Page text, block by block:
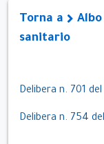
Torna a
sanitario
Delibera n. 701
Delibera n. 754